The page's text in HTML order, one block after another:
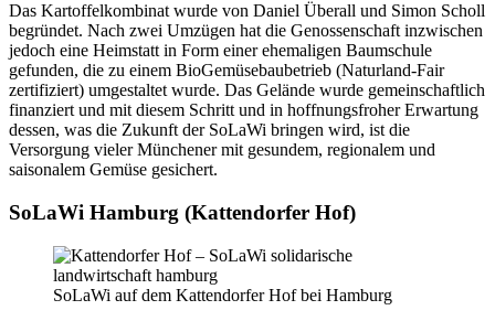
Das Kartoffelkombinat wurde von Daniel Überall und Simon Scholl
begründet. Nach zwei Umzügen hat die Genossenschaft inzwischen
jedoch eine Heimstatt in Form einer ehemaligen Baumschule
gefunden, die zu einem BioGemüsebaubetrieb (Naturland-Fair
zertifiziert) umgestaltet wurde. Das Gelände wurde gemeinschaftlich
finanziert und mit diesem Schritt und in hoffnungsfroher Erwartung
dessen, was die Zukunft der SoLaWi bringen wird, ist die
Versorgung vieler Münchener mit gesundem, regionalem und
saisonalem Gemüse gesichert.
SoLaWi Hamburg (Kattendorfer Hof)
SoLaWi auf dem Kattendorfer Hof bei Hamburg